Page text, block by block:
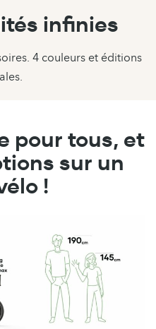
infinies
4 couleurs et éditions
pour tous, et
sur un
!